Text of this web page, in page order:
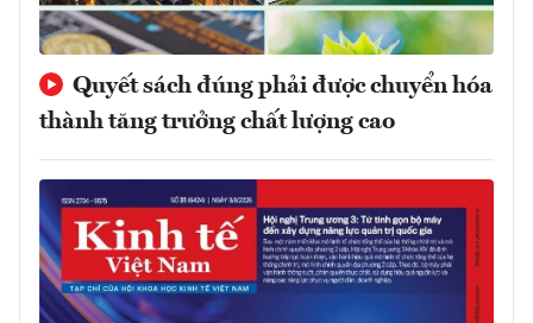
Quyết sách đúng phải được chuyển hóa
thành tăng trưởng chất lượng cao